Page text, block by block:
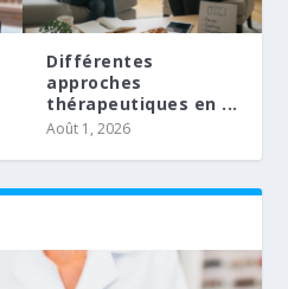
Différentes
approches
thérapeutiques en ...
Août 1, 2026